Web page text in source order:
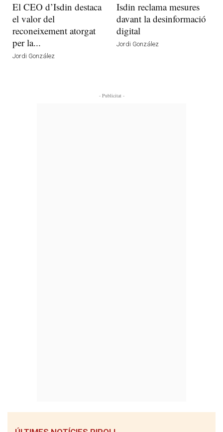
El CEO d’Isdin destaca
el valor del
reconeixement atorgat
per la...
Jordi González
Isdin reclama mesures
davant la desinformació
digital
Jordi González
- Publicitat -